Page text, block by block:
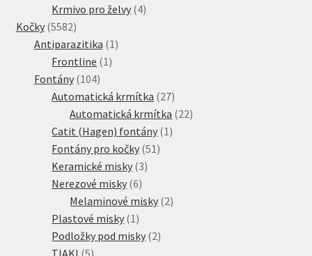
produkty
Krmivo pro želvy 44
Kočky 55825582
produktů
Antiparazitika 1 1
Frontline 1 1
Fontány 104104
produktů
Automatická krmítka 2727
produktů
Automatická krmítka 2222
Catit (Hagen) fontány 1 1
Fontány pro kočky 51 51
Keramické misky 33
Nerezové misky 66
produktů
Melaminové misky 22
Plastové misky 1 1
produkt
Podložky pod misky 22
TIAKI 55